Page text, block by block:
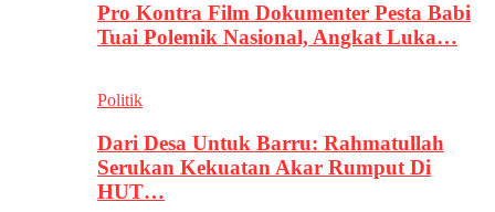
Pro Kontra Film Dokumenter Pesta Babi
Tuai Polemik Nasional, Angkat Luka…
Politik
Dari Desa Untuk Barru: Rahmatullah
Serukan Kekuatan Akar Rumput Di
HUT…